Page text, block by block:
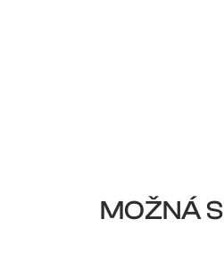
MOŽNÁ